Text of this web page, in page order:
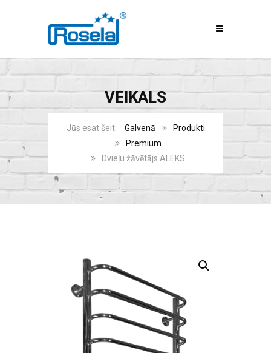
VEIKALS
Galvenā
Produkti
Premium
Dvieļu žāvētājs ALEKS